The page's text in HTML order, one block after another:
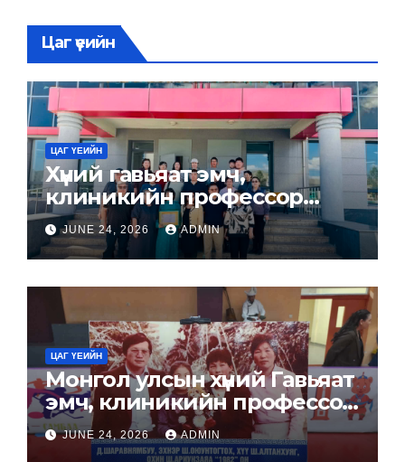
Цаг үеийн
ЦАГ ҮЕИЙН
Хүний гавьяат эмч,
клиникийн профессор
Доржийн
Шаравнямбуугийн “Хувийн
хөмрөг”-ийг төрийн
архивын сан хөмрөгт хүлээн
авлаа.
JUNE 24, 2026 ADMIN
ЦАГ ҮЕИЙН
Монгол улсын хүний Гавьяат
эмч, клиникийн профессор
Д.Шаравнямбуугийн
нэрэмжит спортын хоёр
JUNE 24, 2026 ADMIN